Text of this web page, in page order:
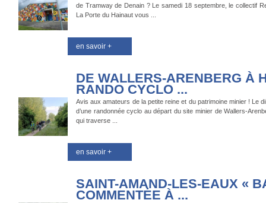
de Tramway de Denain ? Le samedi 18 septembre, le collectif
La Porte du Hainaut vous ...
en savoir +
DE WALLERS-ARENBERG À
RANDO CYCLO ...
Avis aux amateurs de la petite reine et du patrimoine minier ! Le
d’une randonnée cyclo au départ du site minier de Wallers-
qui traverse ...
en savoir +
SAINT-AMAND-LES-EAUX «
COMMENTĖE À ...